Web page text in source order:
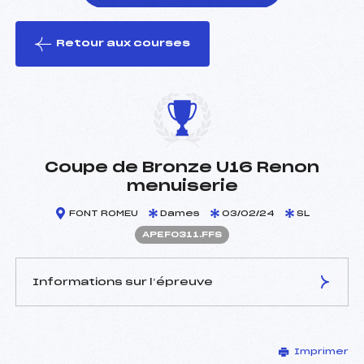
le ski
Retour aux courses
Coupe de Bronze U16 Renon
menuiserie
FONT ROMEU Dames 03/02/24 SL
APEF0311.FFS
Informations sur l’épreuve
BERGER CÉDRIC (PE)
Imprimer